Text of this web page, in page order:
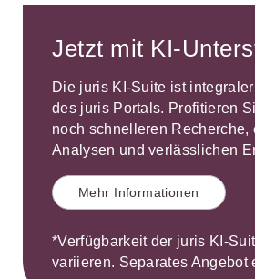
Jetzt mit KI-
Die juris KI-Suite ist integraler
des juris Portals. Profitieren
noch schnelleren Recherche,
Analysen und verlässlichen
Mehr Informationen
*Verfügbarkeit der juris KI-
variieren. Separates Angebot